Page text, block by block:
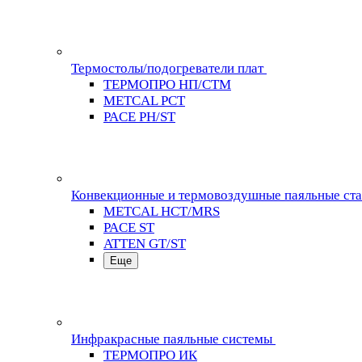
Термостолы/подогреватели плат
ТЕРМОПРО НП/СТМ
METCAL PCT
PACE PH/ST
Конвекционные и термовоздушные паяльные
METCAL HCT/MRS
PACE ST
ATTEN GT/ST
Еще
Инфракрасные паяльные системы
ТЕРМОПРО ИК